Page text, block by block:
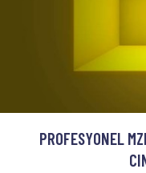
PROFESYONEL